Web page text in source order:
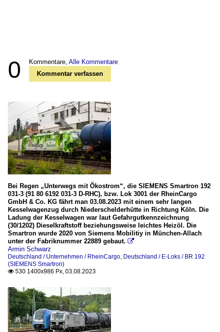
0 Kommentare, Alle Kommentare
Kommentar verfassen
Bei Regen „Unterwegs mit Ökostrom“, die SIEMENS Smartron 192
031-3 (91 80 6192 031-3 D-RHC), bzw. Lok 3001 der RheinCargo
GmbH & Co. KG fährt man 03.08.2023 mit einem sehr langen
Kesselwagenzug durch Niederschelderhütte in Richtung Köln. Die
Ladung der Kesselwagen war laut Gefahrgutkennzeichnung
(30/1202) Dieselkraftstoff beziehungsweise leichtes Heizöl. Die
Smartron wurde 2020 von Siemens Mobilitiy in München-Allach
unter der Fabriknummer 22889 gebaut. 
Armin Schwarz
Deutschland / Unternehmen / RheinCargo Deutschland / E-Loks / BR 192
(SIEMENS Smartron)
 530 1400x986 Px, 03.08.2023